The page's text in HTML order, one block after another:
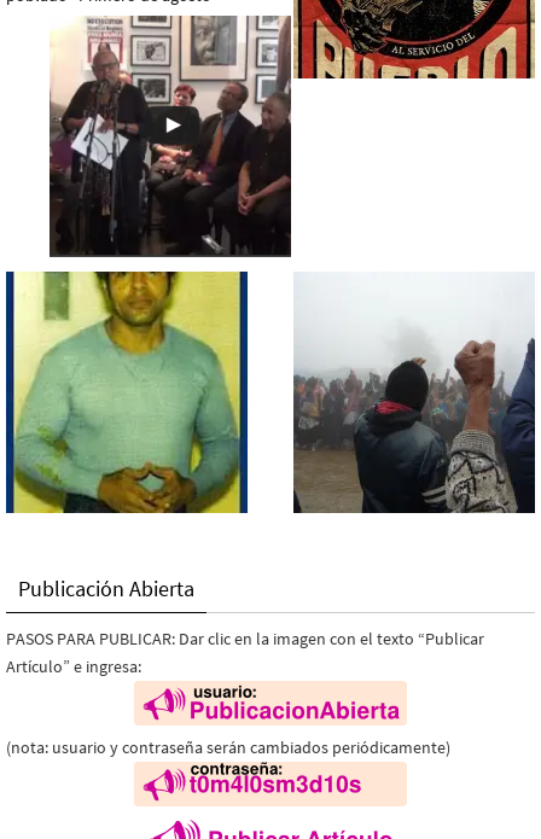
Publicación Abierta
PASOS PARA PUBLICAR: Dar clic en la imagen con el texto “Publicar
Artículo” e ingresa:
(nota: usuario y contraseña serán cambiados periódicamente)